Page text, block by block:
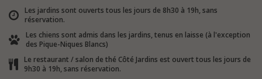
Les jardins sont ouverts tous les jours de 8h30 à 19h, sans
réservation.
Les chiens sont admis dans les jardins, tenus en laisse (à l'exception
des Pique-Niques Blancs)
Le restaurant / salon de thé Côté Jardins est ouvert tous les jours de
9h30 à 19h, sans réservation.